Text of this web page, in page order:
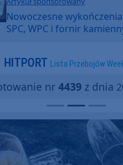
Nowoczesne
SPC, WPC i fornir
HITPORT Lista Przebojów
nr 4439z dnia